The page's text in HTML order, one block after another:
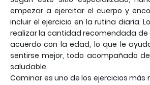
empezar a ejercitar el cuerpo y
incluir el ejercicio en la rutina diaria.
realizar la cantidad recomendada
acuerdo con la edad, lo que le
sentirse mejor, todo acompañado
saludable.
Caminar es uno de los ejercicios